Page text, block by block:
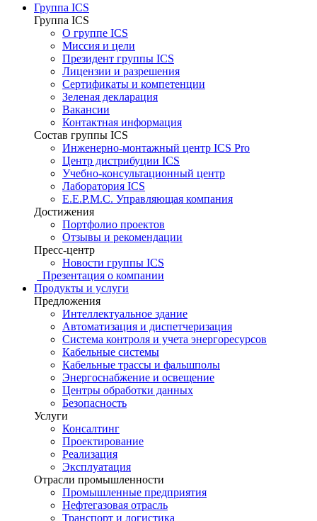
Группа ICS
Группа ICS
О группе ICS
Миссия и цели
Президент группы ICS
Лицензии и разрешения
Сертификаты и компетенции
Зеленая декларация
Вакансии
Контактная информация
Состав группы ICS
Инженерно-монтажный центр ICS Pro
Центр дистрибуции ICS
Учебно-консультационный центр
Лаборатория ICS
E.E.P.M.C. Управляющая компания
Достижения
Портфолио проектов
Отзывы и рекомендации
Пресс-центр
Новости группы ICS
Презентация о компании
Продукты и услуги
Предложения
Интеллектуальное здание
Автоматизация и диспетчеризация
Система контроля и учета энергоресурсов
Кабельные системы
Кабельные трассы и фальшполы
Энергоснабжение и освещение
Центры обработки данных
Безопасность
Услуги
Консалтинг
Проектирование
Реализация
Эксплуатация
Отрасли промышленности
Промышленные предприятия
Нефтегазовая отрасль
Транспорт и логистика